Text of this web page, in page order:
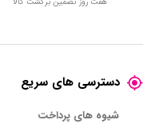
دسترسی های سریع
شیوه های پرداخت